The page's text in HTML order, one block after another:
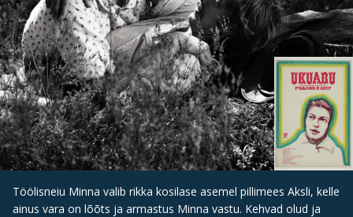
Töölisneiu Minna valib rikka kosilase asemel pillimees Aksli, kelle
ainus vara on lõõts ja armastus Minna vastu. Kehvad olud ja